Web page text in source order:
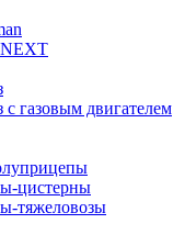
газовым двигателем
цистерны
тяжеловозы